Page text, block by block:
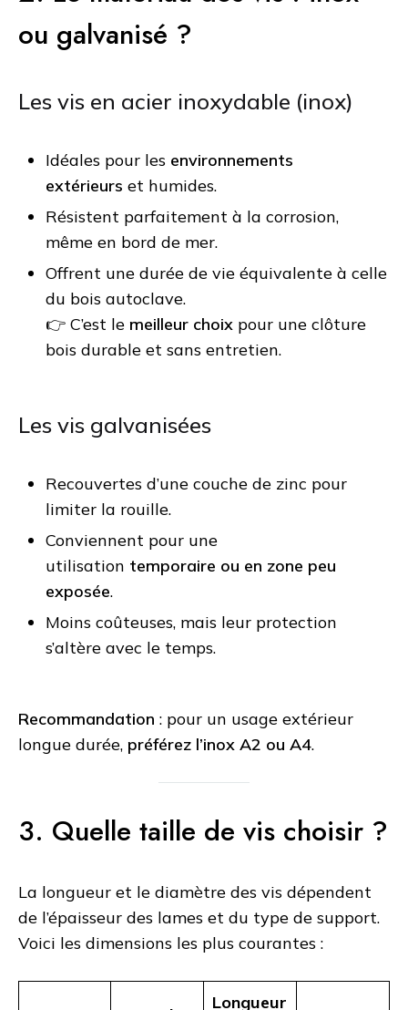
ou galvanisé ?
Les vis en acier inoxydable (inox)
Idéales pour les environnements
extérieurs et humides.
Résistent parfaitement à la corrosion,
même en bord de mer.
Offrent une durée de vie équivalente à celle
du bois autoclave.
👉 C’est le meilleur choix pour une clôture
bois durable et sans entretien.
Les vis galvanisées
Recouvertes d’une couche de zinc pour
limiter la rouille.
Conviennent pour une
utilisation temporaire ou en zone peu
exposée.
Moins coûteuses, mais leur protection
s’altère avec le temps.
Recommandation : pour un usage extérieur
longue durée, préférez l’inox A2 ou A4.
3. Quelle taille de vis choisir ?
La longueur et le diamètre des vis dépendent
de l’épaisseur des lames et du type de support.
Voici les dimensions les plus courantes :
Longueur